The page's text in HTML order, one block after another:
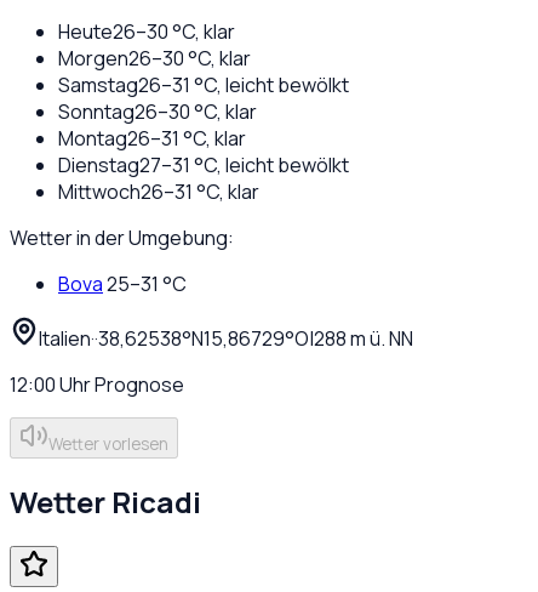
Heute26–30°C, klar
Morgen26–30°C, klar
Samstag26–31 °C, leicht bewölkt
Sonntag26–30°C, klar
Montag26–31 °C, klar
Dienstag27–31 °C, leicht bewölkt
Mittwoch26–31 °C, klar
Wetter in der Umgebung:
Bova25–31 °C
Italien··38,62538°N15,86729°O|288m ü. NN
12:00UhrPrognose
Wetter vorlesen
Wetter Ricadi